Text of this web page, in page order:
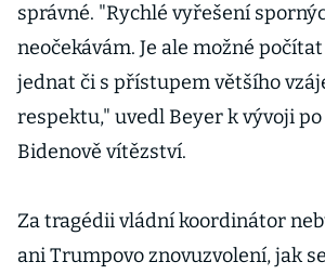
správné. "Rychlé vyřešení
neočekávám. Je ale možné
jednat či s přístupem většího
respektu," uvedl Beyer k vývoji
Bidenově vítězství.
Za tragédii vládní koordinátor
ani Trumpovo znovuzvolení, jak